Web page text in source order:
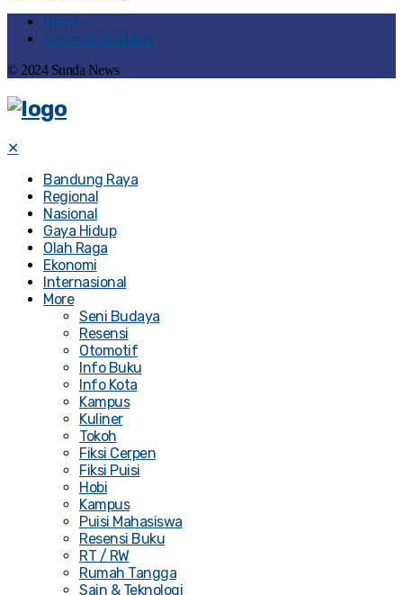
Home
Susunan Redaksi
© 2024 Sunda News
✕
Bandung Raya
Regional
Nasional
Gaya Hidup
Olah Raga
Ekonomi
Internasional
More
Seni Budaya
Resensi
Otomotif
Info Buku
Info Kota
Kampus
Kuliner
Tokoh
Fiksi Cerpen
Fiksi Puisi
Hobi
Kampus
Puisi Mahasiswa
Resensi Buku
RT / RW
Rumah Tangga
Sain & Teknologi